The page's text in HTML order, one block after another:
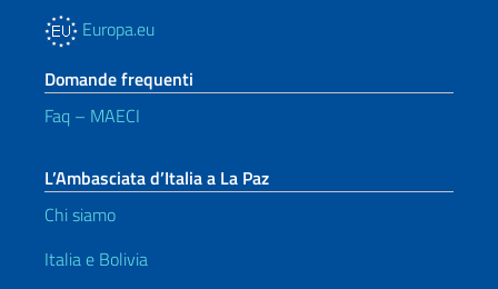
Europa.eu
Domande frequenti
Faq – MAECI
L’Ambasciata d’Italia a La Paz
Chi siamo
Italia e Bolivia